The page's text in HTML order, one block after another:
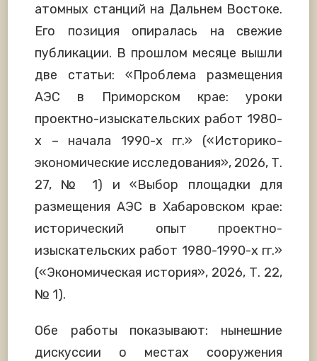
атомных станций на Дальнем Востоке.
Его позиция опиралась на свежие
публикации. В прошлом месяце вышли
две статьи: «Проблема размещения
АЭС в Приморском крае: уроки
проектно-изыскательских работ 1980-
х – начала 1990-х гг.» («Историко-
экономические исследования», 2026, Т.
27, № 1) и «Выбор площадки для
размещения АЭС в Хабаровском крае:
исторический опыт проектно-
изыскательских работ 1980-1990-х гг.»
(«Экономическая история», 2026, Т. 22,
№ 1).
Обе работы показывают: нынешние
дискуссии о местах сооружения